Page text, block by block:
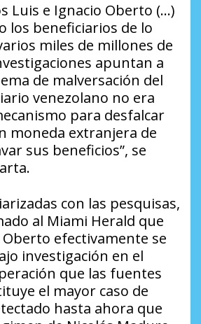
Luis e Ignacio Oberto (…)
los beneficiarios de lo
miles de millones de
apuntan a
de malversación del
venezolano no era
para desfalcar
moneda extranjera de
sus beneficios”, se
con las pesquisas,
al Miami Herald que
efectivamente se
investigación en el
que las fuentes
el mayor caso de
hasta ahora que